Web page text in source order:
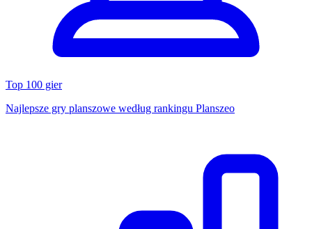
Top 100 gier
Najlepsze gry planszowe według rankingu Planszeo